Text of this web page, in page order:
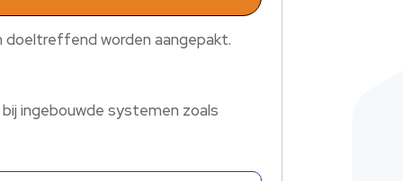
doeltreffend worden aangepakt.
ingebouwde systemen zoals